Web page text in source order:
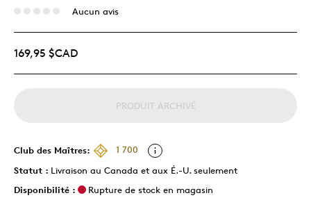
Aucun avis
169,95 $CAD
PRODUIT ARCHIVÉ
Club des Maîtres:
1 700
Statut : Livraison au Canada et aux É.-U. seulement
Disponibilité :
Rupture de stock en magasin